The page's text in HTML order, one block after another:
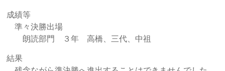
成績等
準々決勝出場
朗読部門 ３年 高橋、三代、中祖
結果